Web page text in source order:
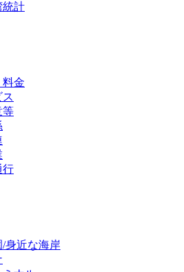
統計
料金
等
行
身近な海岸